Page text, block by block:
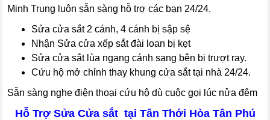
Minh Trung luôn sẵn sàng hỗ trợ các bạn 24/24.
Sửa cửa sắt 2 cánh, 4 cánh bị sập sệ
Nhận Sửa cửa xếp sắt đài loan bị kẹt
Sửa cửa sắt lùa ngang cánh sang bên bị trượt ray.
Cứu hộ mở chỉnh thay khung cửa sắt tại nhà 24/24.
Sẵn sàng nghe điện thoại cứu hộ dù cuộc gọi lúc nửa đêm
Hỗ Trợ Sửa Cửa sắt tại Tân Thới Hòa Tân Phú